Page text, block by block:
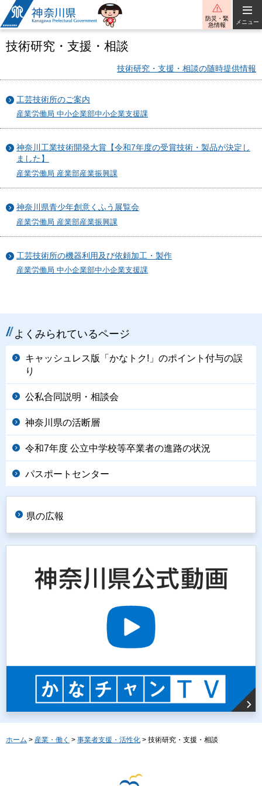
神奈川県
防災・緊
急情報
メニュー
技術研究・支援・相談
技術研究・支援・相談の随時提供情報
工芸技術所のご案内
産業労働局 中小企業部中小企業支援課
神奈川工業技術開発大賞【令和7年度の受賞技術・製品が決定し
ました】
産業労働局 産業部産業振興課
神奈川県青少年創意くふう展覧会
産業労働局 産業部産業振興課
工芸技術所の機器利用及び依頼加工・製作
産業労働局 中小企業部中小企業支援課
よくみられているページ
キャッシュレス版「かなトク!」のポイント付与の誤
り
公私合同説明・相談会
神奈川県の活断層
令和7年度 公立中学校等卒業者の進路の状況
パスポートセンター
県の広報
ホーム > 産業・働く > 事業者支援・活性化 > 技術研究・支援・相談